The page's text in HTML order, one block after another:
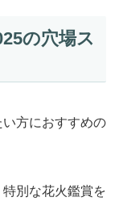
の穴場ス
方におすすめの
別な花火鑑賞を